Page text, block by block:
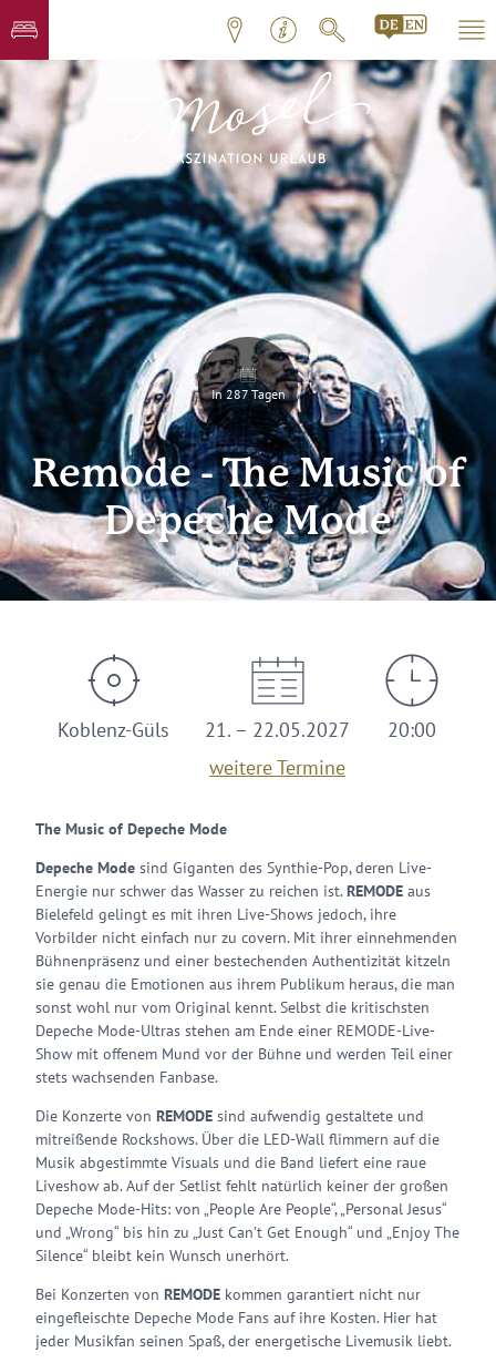
In 287 Tagen
Remode - The Music of
Depeche Mode
Koblenz-Güls
21. – 22.05.2027
weitere Termine
20:00
The Music of Depeche Mode
Depeche Mode sind Giganten des Synthie-Pop, deren Live-
Energie nur schwer das Wasser zu reichen ist.REMODE aus
Bielefeld gelingt es mit ihren Live-Shows jedoch, ihre
Vorbilder nicht einfach nur zu covern. Mit ihrer einnehmenden
Bühnenpräsenz und einer bestechenden Authentizität kitzeln
sie genau die Emotionen aus ihrem Publikum heraus, die man
sonst wohl nur vom Original kennt. Selbst die kritischsten
Depeche Mode-Ultras stehen am Ende einer REMODE-Live-
Show mit offenem Mund vor der Bühne und werden Teil einer
stets wachsenden Fanbase.
Die Konzerte von REMODE sind aufwendig gestaltete und
mitreißende Rockshows. Über die LED-Wall flimmern auf die
Musik abgestimmte Visuals und die Band liefert eine raue
Liveshow ab. Auf der Setlist fehlt natürlich keiner der großen
Depeche Mode-Hits: von „People Are People“, „Personal Jesus“
und „Wrong“ bis hin zu „Just Can’t Get Enough“ und „Enjoy The
Silence“ bleibt kein Wunsch unerhört.
Bei Konzerten von REMODE kommen garantiert nicht nur
eingefleischte Depeche Mode Fans auf ihre Kosten. Hier hat
jeder Musikfan seinen Spaß, der energetische Livemusik liebt.